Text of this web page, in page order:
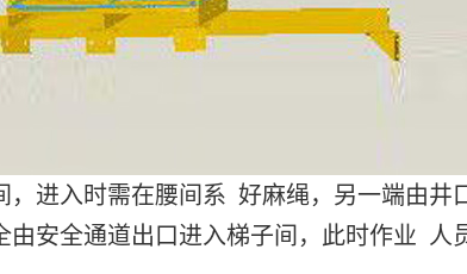
，进入时需在腰间系 好麻绳，另一端由井
安全通道出口进入梯子间，此时作业 人